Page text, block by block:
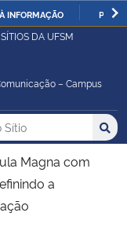
INFORMAÇÃO
SÍTIOS DA UFSM
– Campus
no no Sítio
Magna com
a